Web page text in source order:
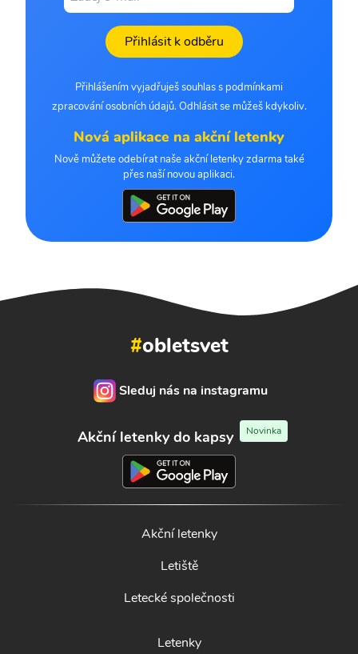
Přihlásit k odběru
Přihlášením vyjadřuješ souhlas s podmínkami
zpracování osobních údajů. Odhlásit se můžeš kdykoliv.
Nová aplikace na akční letenky
Nově můžete odebírat naše akční letenky zdarma také
přes naší novou aplikaci.
#obletsvet
Sleduj nás na instagramu
Akční letenky do kapsy Novinka
Akční letenky
Letiště
Letecké společnosti
Letenky